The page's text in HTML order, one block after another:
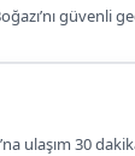
güvenli
ulaşım 30